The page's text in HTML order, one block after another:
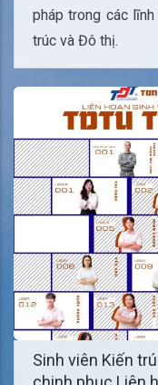
pháp trong các
trúc và Đô thị.
Sinh viên Kiến